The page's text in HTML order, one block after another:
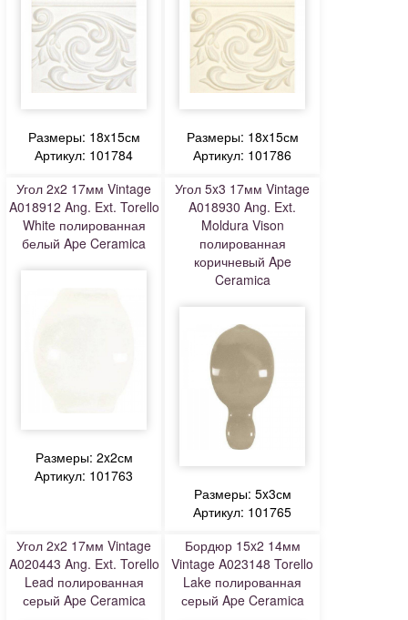
Размеры: 18x15см
Артикул: 101784
Размеры: 18x15см
Артикул: 101786
Угол 2x2 17мм Vintage
A018912 Ang. Ext. Torello
White полированная
белый Ape Ceramica
Размеры: 2x2см
Артикул: 101763
Угол 5x3 17мм Vintage
A018930 Ang. Ext.
Moldura Vison
полированная
коричневый Ape
Ceramica
Размеры: 5x3см
Артикул: 101765
Угол 2x2 17мм Vintage
A020443 Ang. Ext. Torello
Lead полированная
серый Ape Ceramica
Бордюр 15x2 14мм
Vintage A023148 Torello
Lake полированная
серый Ape Ceramica